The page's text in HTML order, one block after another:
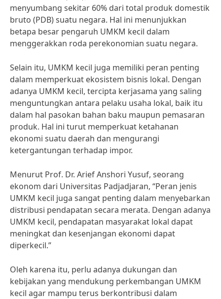
menyumbang sekitar 60% dari total produk domestik
bruto (PDB) suatu negara. Hal ini menunjukkan
betapa besar pengaruh UMKM kecil dalam
menggerakkan roda perekonomian suatu negara.
Selain itu, UMKM kecil juga memiliki peran penting
dalam memperkuat ekosistem bisnis lokal. Dengan
adanya UMKM kecil, tercipta kerjasama yang saling
menguntungkan antara pelaku usaha lokal, baik itu
dalam hal pasokan bahan baku maupun pemasaran
produk. Hal ini turut memperkuat ketahanan
ekonomi suatu daerah dan mengurangi
ketergantungan terhadap impor.
Menurut Prof. Dr. Arief Anshori Yusuf, seorang
ekonom dari Universitas Padjadjaran, “Peran jenis
UMKM kecil juga sangat penting dalam menyebarkan
distribusi pendapatan secara merata. Dengan adanya
UMKM kecil, pendapatan masyarakat lokal dapat
meningkat dan kesenjangan ekonomi dapat
diperkecil.”
Oleh karena itu, perlu adanya dukungan dan
kebijakan yang mendukung perkembangan UMKM
kecil agar mampu terus berkontribusi dalam